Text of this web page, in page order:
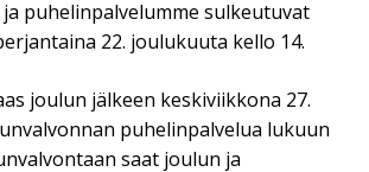
puhelinpalvelumme sulkeutuvat
22. joulukuuta kello 14.
joulun jälkeen keskiviikkona 27.
puhelinpalvelua lukuun
saat joulun ja